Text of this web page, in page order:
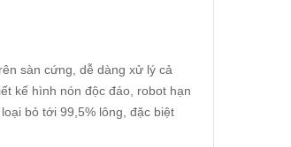
sàn cứng, dễ dàng xử lý cả
kế hình nón độc đáo, robot hạn
bỏ tới 99,5% lông, đặc biệt